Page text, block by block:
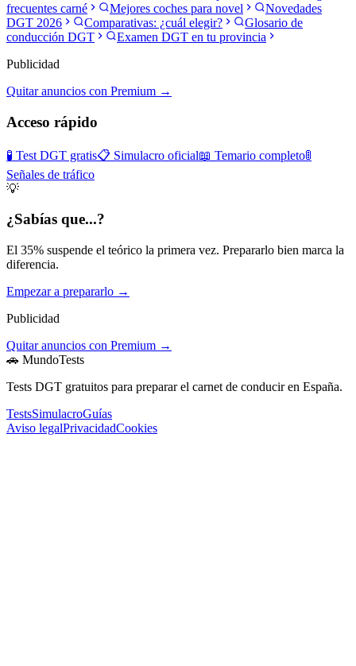
frecuentes carné
Mejores coches para novel
Novedades
DGT 2026
Comparativas: ¿cuál elegir?
Glosario de
conducción DGT
Examen DGT en tu provincia
Publicidad
Quitar anuncios con Premium →
Acceso rápido
🧪 Test DGT gratis📋 Simulacro oficial📖 Temario completo🚦
Señales de tráfico
💡
¿Sabías que...?
El 35% suspende el teórico la primera vez. Prepararlo bien marca la
diferencia.
Empezar a prepararlo →
Publicidad
Quitar anuncios con Premium →
🚗 MundoTests
Tests DGT gratuitos para preparar el carnet de conducir en España.
TestsSimulacroGuías
Aviso legalPrivacidadCookies